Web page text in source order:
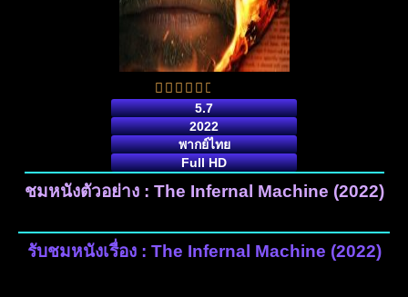
5.7
2022
พากย์ไทย
Full HD
ชมหนังตัวอย่าง : The Infernal Machine (2022)
รับชมหนังเรื่อง : The Infernal Machine (2022)